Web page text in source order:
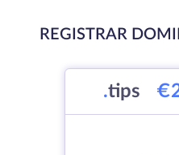
REGISTRAR
.tips